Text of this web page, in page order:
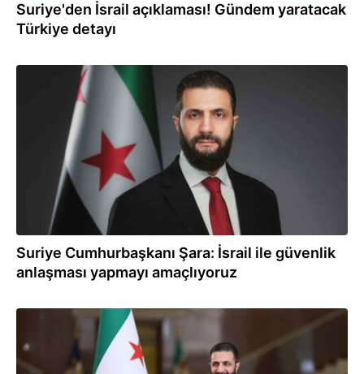
Suriye'den İsrail açıklaması! Gündem yaratacak
Türkiye detayı
27.07.2026
Suriye Cumhurbaşkanı Şara: İsrail ile güvenlik
anlaşması yapmayı amaçlıyoruz
26.07.2026